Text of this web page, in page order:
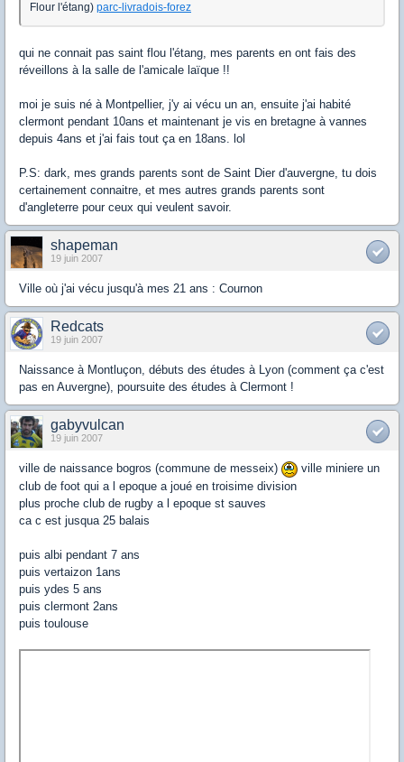
Flour l'étang) parc-livradois-forez
qui ne connait pas saint flou l'étang, mes parents en ont fais des
réveillons à la salle de l'amicale laïque !!
moi je suis né à Montpellier, j'y ai vécu un an, ensuite j'ai habité
clermont pendant 10ans et maintenant je vis en bretagne à vannes
depuis 4ans et j'ai fais tout ça en 18ans. lol
P.S: dark, mes grands parents sont de Saint Dier d'auvergne, tu dois
certainement connaitre, et mes autres grands parents sont
d'angleterre pour ceux qui veulent savoir.
shapeman
19 juin 2007
Ville où j'ai vécu jusqu'à mes 21 ans : Cournon
Redcats
19 juin 2007
Naissance à Montluçon, débuts des études à Lyon (comment ça c'est
pas en Auvergne), poursuite des études à Clermont !
gabyvulcan
19 juin 2007
ville de naissance bogros (commune de messeix)
ville miniere un
club de foot qui a l epoque a joué en troisime division
plus proche club de rugby a l epoque st sauves
ca c est jusqua 25 balais
puis albi pendant 7 ans
puis vertaizon 1ans
puis ydes 5 ans
puis clermont 2ans
puis toulouse